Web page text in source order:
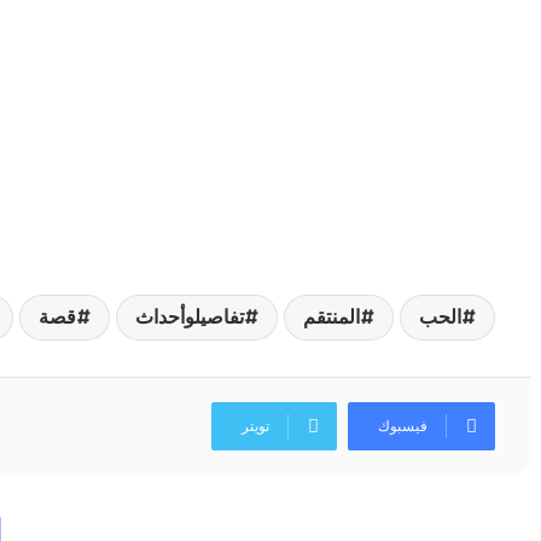
الحب المنتقم تفاصيلوأحداث قصة
فيسبوك تويتر